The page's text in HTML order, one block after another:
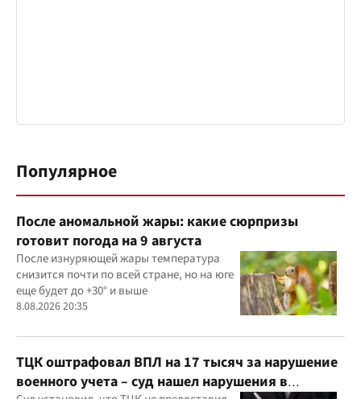
Популярное
После аномальной жары: какие сюрпризы
готовит погода на 9 августа
После изнуряющей жары температура
снизится почти по всей стране, но на юге
еще будет до +30° и выше
8.08.2026 20:35
ТЦК оштрафовал ВПЛ на 17 тысяч за нарушение
военного учета – суд нашел нарушения в